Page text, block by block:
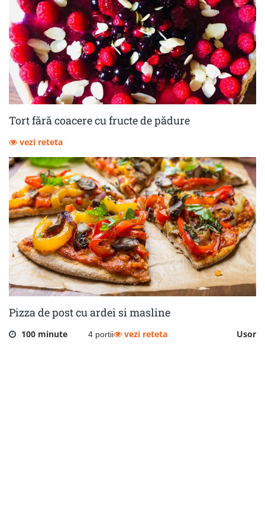
Tort fără coacere cu fructe de pădure
vezi reteta
Pizza de post cu ardei si masline
100 minute 4 portii Usor
vezi reteta